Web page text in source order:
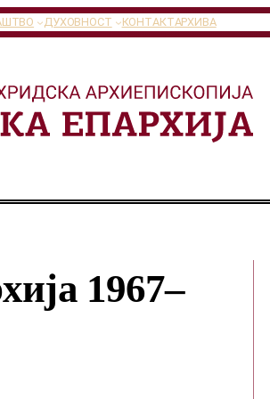
ДУХОВНОСТ КОНТАКТАРХИВА
1967–